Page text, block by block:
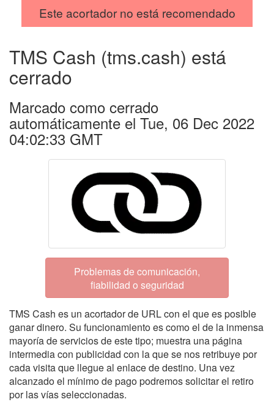
Este acortador no está recomendado
TMS Cash (tms.cash) está
cerrado
Marcado como cerrado
automáticamente el Tue, 06 Dec 2022
04:02:33 GMT
Problemas de comunicación,
fiabilidad o seguridad
TMS Cash es un acortador de URL con el que es posible
ganar dinero. Su funcionamiento es como el de la inmensa
mayoría de servicios de este tipo; muestra una página
intermedia con publicidad con la que se nos retribuye por
cada visita que llegue al enlace de destino. Una vez
alcanzado el mínimo de pago podremos solicitar el retiro
por las vías seleccionadas.